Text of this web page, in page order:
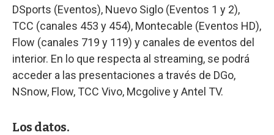
DSports (Eventos), Nuevo Siglo (Eventos 1 y 2),
TCC (canales 453 y 454), Montecable (Eventos HD),
Flow (canales 719 y 119) y canales de eventos del
interior. En lo que respecta al streaming, se podrá
acceder a las presentaciones a través de DGo,
NSnow, Flow, TCC Vivo, Mcgolive y Antel TV.
Los datos.